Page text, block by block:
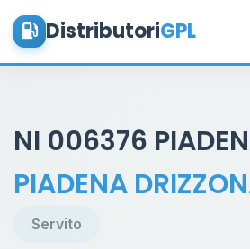
DistributoriGPL
NI 006376
PIADENA
Servito